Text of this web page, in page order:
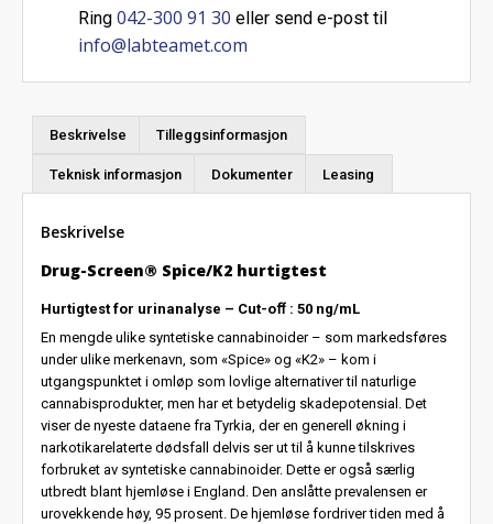
Ring 042-300 91 30 eller send e-post til
info@labteamet.com
Beskrivelse Tilleggsinformasjon
Teknisk informasjon Dokumenter Leasing
Beskrivelse
Drug-Screen® Spice/K2 hurtigtest
Hurtigtest for urinanalyse – Cut-oﬀ : 50 ng/mL
En mengde ulike syntetiske cannabinoider – som markedsføres
under ulike merkenavn, som «Spice» og «K2» – kom i
utgangspunktet i omløp som lovlige alternativer til naturlige
cannabisprodukter, men har et betydelig skadepotensial. Det
viser de nyeste dataene fra Tyrkia, der en generell økning i
narkotikarelaterte dødsfall delvis ser ut til å kunne tilskrives
forbruket av syntetiske cannabinoider. Dette er også særlig
utbredt blant hjemløse i England. Den anslåtte prevalensen er
urovekkende høy, 95 prosent. De hjemløse fordriver tiden med å